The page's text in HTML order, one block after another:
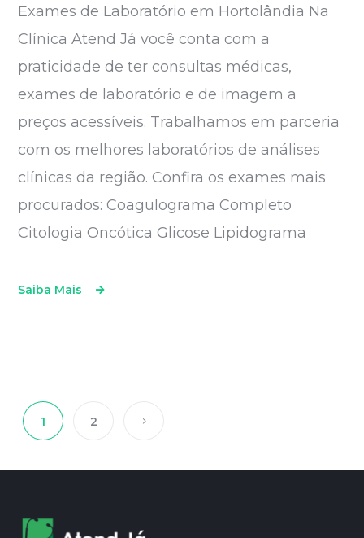
Exames de Laboratório em Hortolândia Na
Clínica Atend Já você conta com a
praticidade de ter consultas médicas,
exames de laboratório e de imagem a
preços acessíveis. Trabalhamos em parceria
com os melhores laboratórios de análises
clínicas da região. Confira os exames mais
procurados: Coagulograma Completo
Citologia Oncótica Glicose Lipidograma
Saiba Mais
1 2